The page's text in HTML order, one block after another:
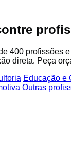
400 profissões
direta. Peça
Educação e
Outras